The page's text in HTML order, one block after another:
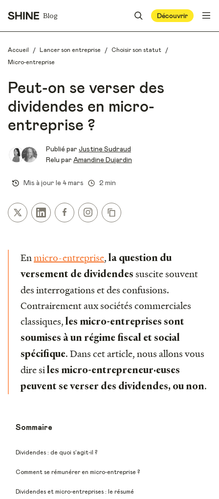
Blog Découvrir
Accueil / Lancer son entreprise / Choisir son statut /
Micro-entreprise
Peut-on se verser des
dividendes en micro-
entreprise ?
Publié par Justine Sudraud
Relu par Amandine Dujardin
Mis à jour le 4 mars 2 min
Enmicro-entreprise, la question du
versement de dividendes suscite souvent
des interrogations et des confusions.
Contrairement aux sociétés commerciales
classiques, les micro-entreprises sont
soumises à un régime fiscal et social
spécifique. Dans cet article, nous allons vous
dire siles micro-entrepreneur·euses
peuvent se verser des dividendes, ou non.
Sommaire
Dividendes : de quoi s’agit-il ?
Comment se rémunérer en micro-entreprise ?
Dividendes et micro-entreprises : le résumé